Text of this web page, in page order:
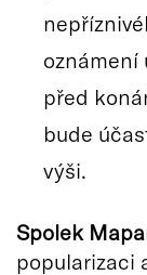
oznámení
před
bude
výši.
Spolek
popularizaci